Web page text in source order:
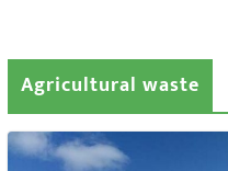
Agricultural waste